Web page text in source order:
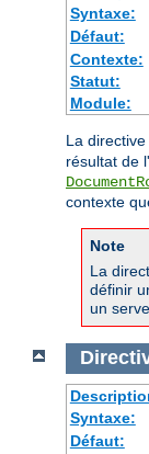
Syntaxe:
Défaut:
Contexte:
Statut:
Module:
La directive
résultat de
contexte
Note
La
définir
un
Syntaxe:
Défaut: